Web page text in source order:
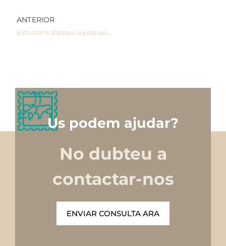
ANTERIOR
Us podem ajudar?
No dubteu a
contactar-nos
ENVIAR CONSULTA ARA